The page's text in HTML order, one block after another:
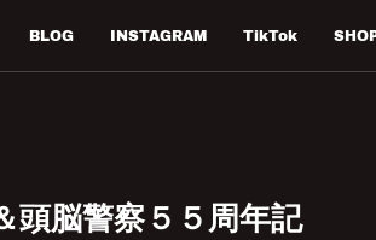
BLOG INSTAGRAM TikTok
頭脳警察５５周年記